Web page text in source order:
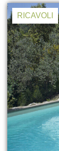
RICAVOLI